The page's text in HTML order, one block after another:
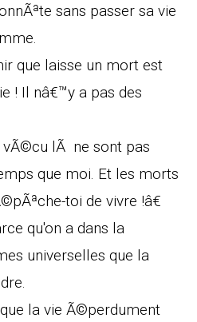
sans passer sa vie
que laisse un mort est
! Il nâ€™y a pas des
vÃ©cu lÃ ne sont pas
que moi. Et les morts
toi de vivre !â€
qu'on a dans la
universelles que la
la vie Ã©perdument